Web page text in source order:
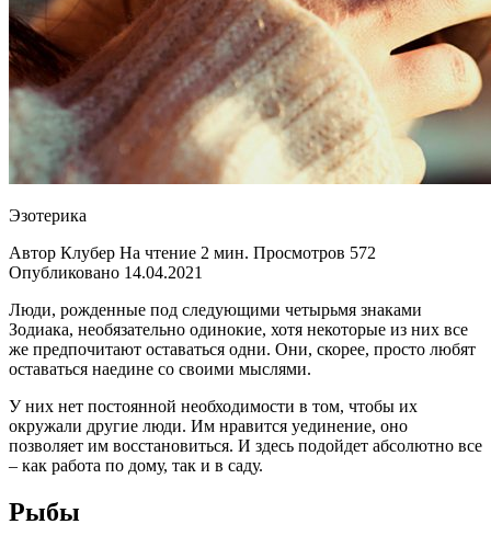
Эзотерика
Автор Клубер На чтение 2 мин. Просмотров 572
Опубликовано 14.04.2021
Люди, рожденные под следующими четырьмя знаками
Зодиака, необязательно одинокие, хотя некоторые из них все
же предпочитают оставаться одни. Они, скорее, просто любят
оставаться наедине со своими мыслями.
У них нет постоянной необходимости в том, чтобы их
окружали другие люди. Им нравится уединение, оно
позволяет им восстановиться. И здесь подойдет абсолютно все
– как работа по дому, так и в саду.
Рыбы